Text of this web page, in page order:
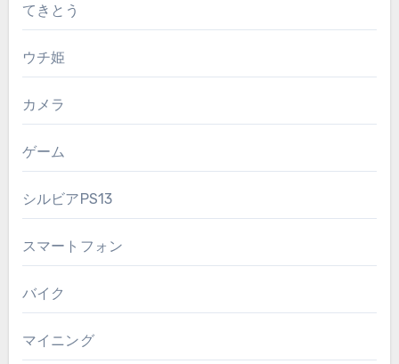
てきとう
ウチ姫
カメラ
ゲーム
シルビアPS13
スマートフォン
バイク
マイニング